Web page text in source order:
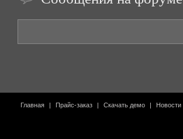
Главная | Прайс-заказ | Скачать демо | Новости